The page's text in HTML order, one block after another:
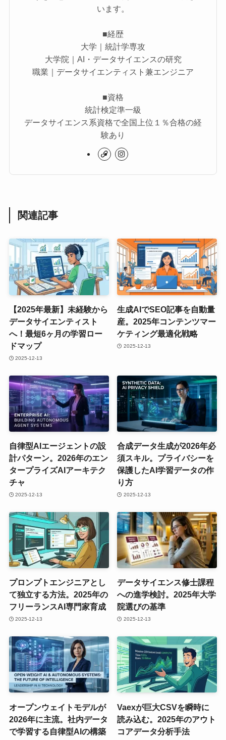
います。
■経歴
大学｜統計学専攻
大学院｜AI・データサイエンスの研究
職業｜データサイエンティスト兼エンジニア
■資格
統計検定準一級
データサイエンス系資格で全国上位１％合格の経
験あり
関連記事
【2025年最新】未経験から
データサイエンティスト
へ！最短6ヶ月の学習ロー
ドマップ
2025-12-13
生成AIでSEO記事を自動量
産。2025年コンテンツマー
ケティング最適化戦略
2025-12-13
自律型AIエージェントの設
計パターン。2026年のエン
タープライズAIアーキテク
チャ
2025-12-13
合成データ生成が2026年必
須スキル。プライバシーを
保護したAI学習データの作
り方
2025-12-13
プロンプトエンジニアとし
て独立する方法。2025年の
フリーランスAI専門家育成
2025-12-13
データサイエンス修士課程
への進学検討。2025年大学
院選びの基準
2025-12-13
オープンウェイトモデルが
2026年に主流。社内データ
で学習する自律型AIの構築
Vaexが巨大CSVを瞬時に
読み込む。2025年のアウト
コアデータ分析手法